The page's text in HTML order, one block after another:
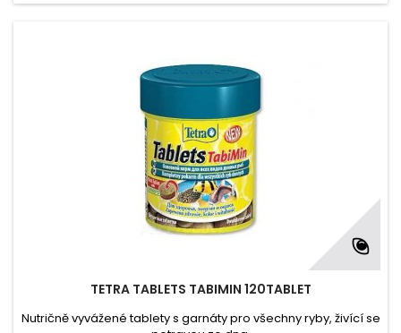
TETRA TABLETS TABIMIN 120TABLET
Nutričně vyvážené tablety s garnáty pro všechny ryby, živící se